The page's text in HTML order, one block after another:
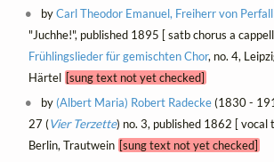
byCarl Theodor Emanuel, Freiherr von Perfall
"Juchhe!", published 1895 [ satb chorus a
Frühlingslieder für gemischten Chor, no. 4,
Härtel [sung text not yet checked]
by (Albert Maria) Robert Radecke(1830 -
27 (Vier Terzette) no. 3, published 1862 [ vocal
Berlin, Trautwein [sung text not yet checked]